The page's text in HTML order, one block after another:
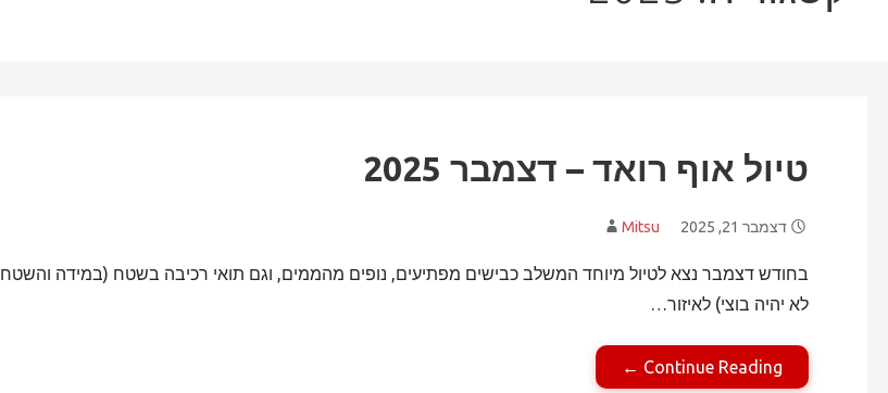
טיול אוף רואד – דצמבר 2025
דצמבר 21, 2025 Mitsu
בחודש דצמבר נצא לטיול מיוחד המשלב כבישים מפתיעים, נופים מהממים, וגם תואי רכיבה בשטח (במידה והשטח
לא יהיה בוצי) לאיזור…
Continue Reading ←